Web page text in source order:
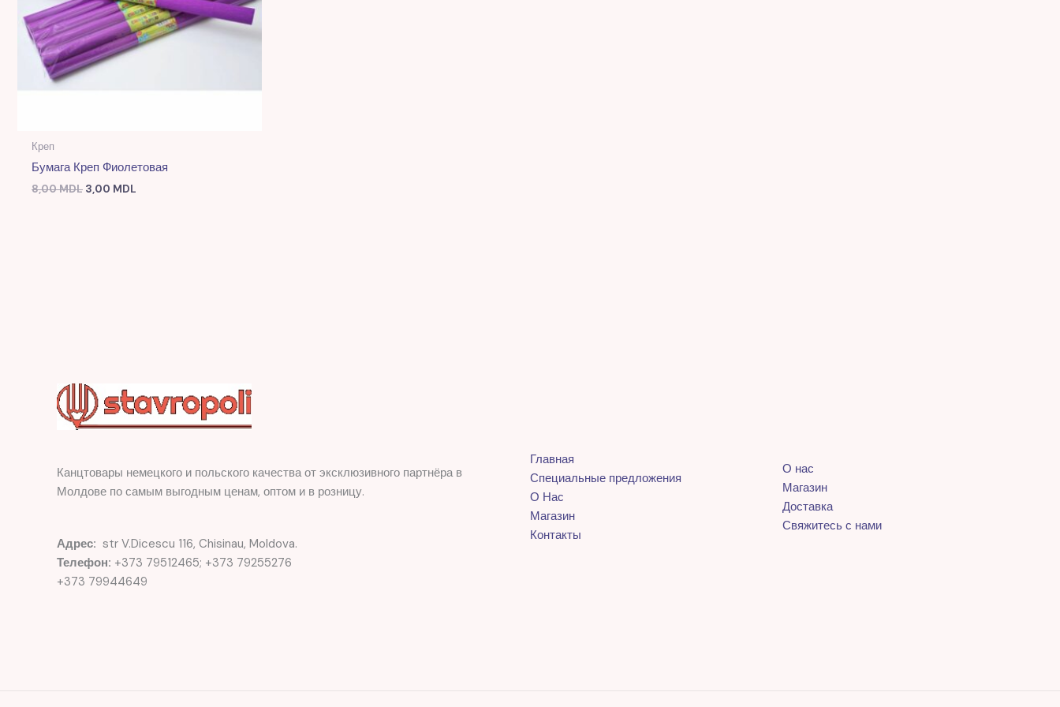
Креп
Бумага Креп Фиолетовая
8,00MDL 3,00 MDL
Канцтовары немецкого и польского качества от эксклюзивного партнёра в
Молдове по самым выгодным ценам, оптом и в розницу.
Адрес: str V.Dicescu 116, Chisinau, Moldova.
Телефон: +373 79512465; +373 79255276
+373 79944649
Главная
Специальные предложения
О Нас
Магазин
Контакты
О нас
Магазин
Доставка
Свяжитесь с нами